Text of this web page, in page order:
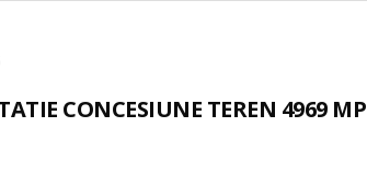
CONCESIUNE TEREN 4969 MP